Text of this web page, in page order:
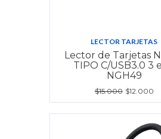
LECTOR TARJETAS
Lector de Tarjetas
TIPO C/USB3.0 3
NGH49
$15.000 $12.000